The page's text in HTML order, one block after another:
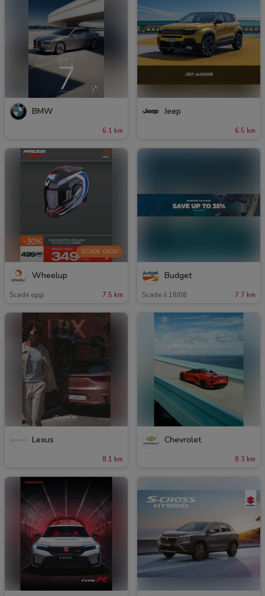
BMW
6.1 km
Jeep
6.5 km
SCADE OGGI
Wheelup
Scade oggi 7.5 km
Budget
Scade il 18/08 7.7 km
Lexus
8.1 km
Chevrolet
8.3 km